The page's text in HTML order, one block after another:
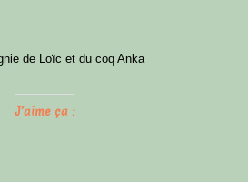
de Loïc et du coq Anka
J’aime ça :